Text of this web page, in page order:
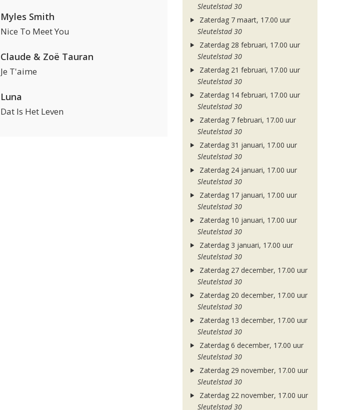
Myles Smith
Nice To Meet You
Claude & Zoë Tauran
Je T'aime
Luna
Dat Is Het Leven
Sleutelstad 30
Zaterdag 7 maart, 17.00 uur
Sleutelstad 30
Zaterdag 28 februari, 17.00 uur
Sleutelstad 30
Zaterdag 21 februari, 17.00 uur
Sleutelstad 30
Zaterdag 14 februari, 17.00 uur
Sleutelstad 30
Zaterdag 7 februari, 17.00 uur
Sleutelstad 30
Zaterdag 31 januari, 17.00 uur
Sleutelstad 30
Zaterdag 24 januari, 17.00 uur
Sleutelstad 30
Zaterdag 17 januari, 17.00 uur
Sleutelstad 30
Zaterdag 10 januari, 17.00 uur
Sleutelstad 30
Zaterdag 3 januari, 17.00 uur
Sleutelstad 30
Zaterdag 27 december, 17.00 uur
Sleutelstad 30
Zaterdag 20 december, 17.00 uur
Sleutelstad 30
Zaterdag 13 december, 17.00 uur
Sleutelstad 30
Zaterdag 6 december, 17.00 uur
Sleutelstad 30
Zaterdag 29 november, 17.00 uur
Sleutelstad 30
Zaterdag 22 november, 17.00 uur
Sleutelstad 30